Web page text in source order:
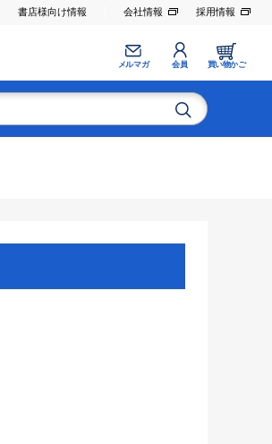
書店様向け情報 会社情報 採用情報
メルマガ 会員 買い物かご